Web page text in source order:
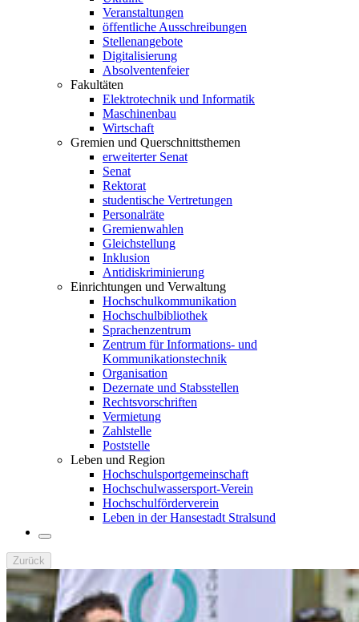
Veranstaltungen
öffentliche Ausschreibungen
Stellenangebote
Digitalisierung
Absolventenfeier
Fakultäten
Elektrotechnik und Informatik
Maschinenbau
Wirtschaft
Gremien und Querschnittsthemen
erweiterter Senat
Senat
Rektorat
studentische Vertretungen
Personalräte
Gremienwahlen
Gleichstellung
Inklusion
Antidiskriminierung
Einrichtungen und Verwaltung
Hochschulkommunikation
Hochschulbibliothek
Sprachenzentrum
Zentrum für Informations- und
Kommunikationstechnik
Organisation
Dezernate und Stabsstellen
Rechtsvorschriften
Vermietung
Zahlstelle
Poststelle
Leben und Region
Hochschulsportgemeinschaft
Hochschulwassersport-Verein
Hochschulförderverein
Leben in der Hansestadt Stralsund
Zurück